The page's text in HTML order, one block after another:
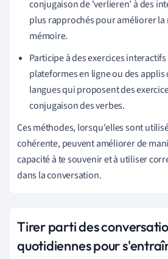
conjugaison de 'verlieren' à des
plus rapprochés pour améliorer la
mémoire.
Participe à des exercices
plateformes en ligne ou des
langues qui proposent des
conjugaison des verbes.
Ces méthodes, lorsqu'elles sont
cohérente, peuvent améliorer de
capacité à te souvenir et à utiliser
dans la conversation.
Tirer parti des
quotidiennes pour